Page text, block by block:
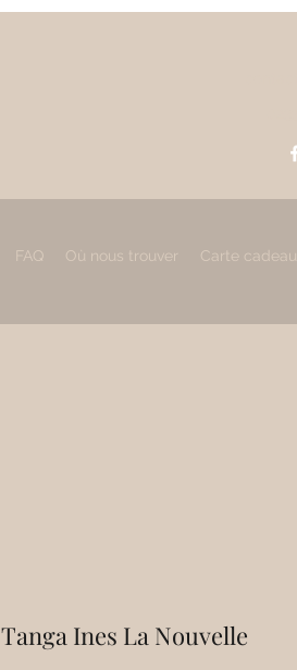
FAQ Où nous trouver Carte cadeau
Tanga Ines La Nouvelle